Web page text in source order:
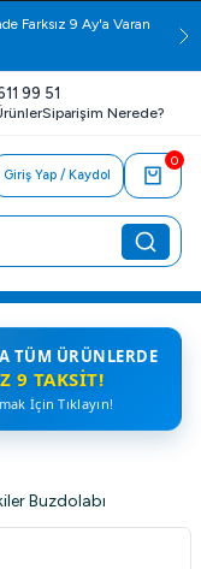
Farksız 9 Ay'a Varan
99 51
Siparişim Nerede?
Giriş Yap / Kaydol
0
TÜM ÜRÜNLERDE
9 TAKSIT!
İçin Tıklayın!
Buzdolabı